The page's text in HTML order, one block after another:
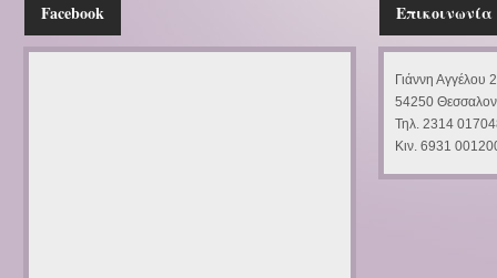
Facebook Επικοινωνία
Γιάννη Αγγέλου
54250
Τηλ. 2314
Κιν. 6931